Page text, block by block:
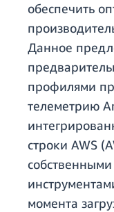
обеспечить
Данное
профилями
телеметрию
строки AWS
момента